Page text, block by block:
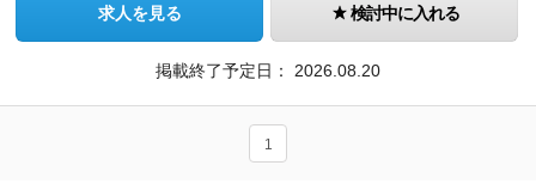
求人を見る 検討中に入れる
掲載終了予定日： 2026.08.20
1